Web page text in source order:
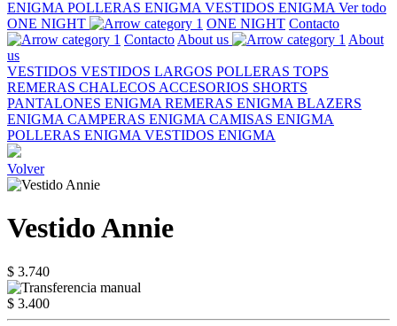
ENIGMA POLLERAS ENIGMA VESTIDOS ENIGMA Ver todo
ONE NIGHT
ONE NIGHT Contacto
Contacto About us
About
us
VESTIDOS VESTIDOS LARGOS POLLERAS TOPS
REMERAS CHALECOS ACCESORIOS SHORTS
PANTALONES ENIGMA REMERAS ENIGMA BLAZERS
ENIGMA CAMPERAS ENIGMA CAMISAS ENIGMA
POLLERAS ENIGMA VESTIDOS ENIGMA
Volver
Vestido Annie
$ 3.740
$ 3.400